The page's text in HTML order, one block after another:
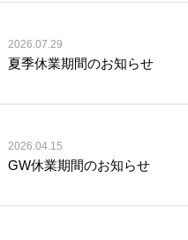
2026.07.29
夏季休業期間のお知らせ
2026.04.15
GW休業期間のお知らせ